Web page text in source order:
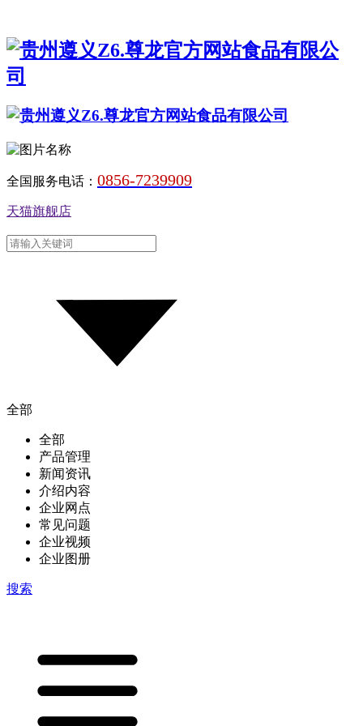
全国服务电话： 0856-7239909
天猫旗舰店
全部
全部
产品管理
新闻资讯
介绍内容
企业网点
常见问题
企业视频
企业图册
搜索